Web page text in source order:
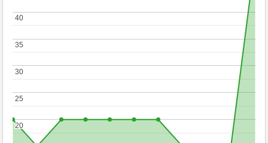
20
20
25
25
30
30
35
35
40
40